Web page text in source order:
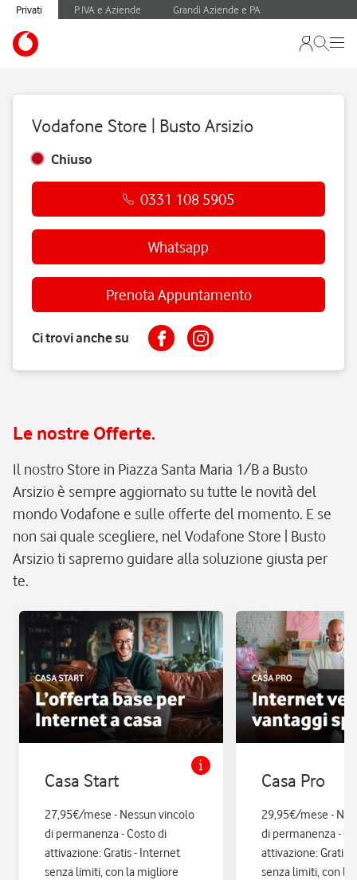
Privati P.IVA e Aziende Grandi Aziende e PA
Vodafone Store | Busto Arsizio
Chiuso
0331 108 5905
Whatsapp
Prenota Appuntamento
Ci trovi anche su
Le nostre Offerte.
Il nostro Store in Piazza Santa Maria 1/B a Busto
Arsizio è sempre aggiornato su tutte le novità del
mondo Vodafone e sulle offerte del momento. E se
non sai quale scegliere, nel Vodafone Store | Busto
Arsizio ti sapremo guidare alla soluzione giusta per
te.
Casa Start
27,95€/mese - Nessun vincolo
di permanenza - Costo di
attivazione: Gratis - Internet
senza limiti, con la migliore
Casa Pro
29,95€/mese -
di permanenza -
attivazione: Gratis.
senza limiti, con la